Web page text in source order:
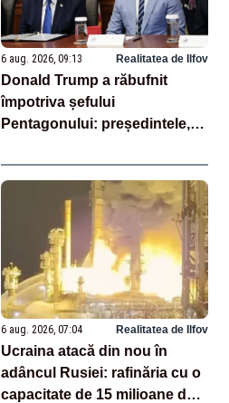
6 aug. 2026, 09:13 Realitatea de Ilfov
Donald Trump a răbufnit
împotriva șefului
Pentagonului: președintele,
penuria de rachete – SURSE
6 aug. 2026, 07:04 Realitatea de Ilfov
Ucraina atacă din nou în
adâncul Rusiei: rafinăria cu o
capacitate de 15 milioane de